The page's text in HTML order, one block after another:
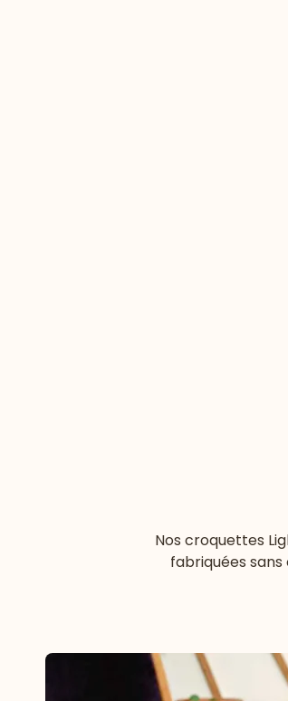
Nos croquettes
fabriquées